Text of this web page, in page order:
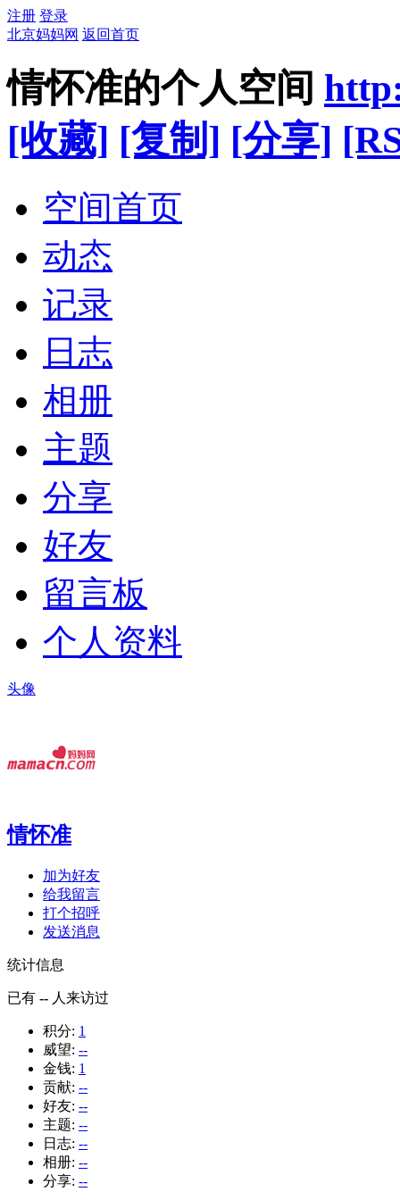
注册 登录
北京妈妈网 返回首页
情怀准的个人空间
[收藏] [复制] [分享]
空间首页
动态
记录
日志
相册
主题
分享
好友
留言板
个人资料
头像
情怀准
加为好友
给我留言
打个招呼
发送消息
统计信息
已有 -- 人来访过
积分: 1
威望: --
金钱: 1
贡献: --
好友: --
主题: --
日志: --
相册: --
分享: --